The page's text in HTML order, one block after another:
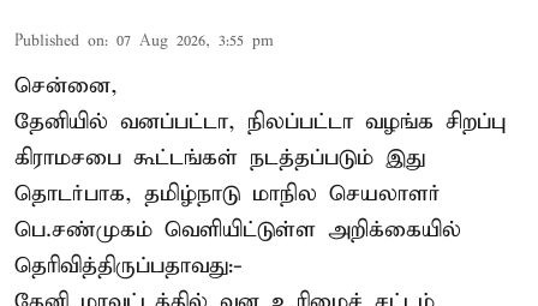
Published on: 07 Aug 2026, 3:55 pm
சென்னை,
தேனியில் வனப்பட்டா, நிலப்பட்டா வழங்க சிறப்பு
கிராமசபை கூட்டங்கள் நடத்தப்படும் இது
தொடர்பாக, தமிழ்நாடு மாநில செயலாளர்
பெ.சண்முகம் வெளியிட்டுள்ள அறிக்கையில்
தெரிவித்திருப்பதாவது:-